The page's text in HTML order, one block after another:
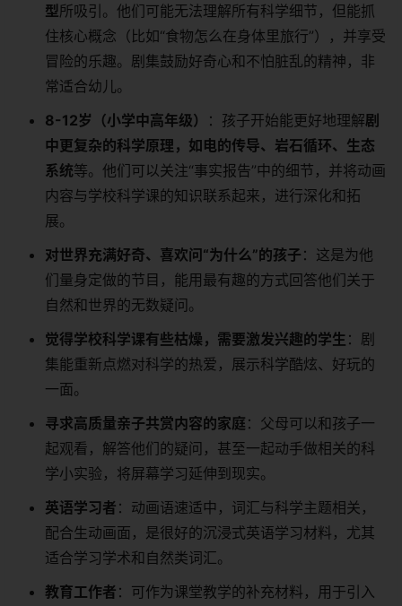
型所吸引。他们可能无法理解所有科学细节，但能抓
住核心概念（比如“食物怎么在身体里旅行”），并享受
冒险的乐趣。剧集鼓励好奇心和不怕脏乱的精神，非
常适合幼儿。
8-12岁（小学中高年级）
：孩子开始能更好地理解剧
中更复杂的科学原理，如电的传导、岩石循环、生态
系统等。他们可以关注“事实报告”中的细节，并将动画
内容与学校科学课的知识联系起来，进行深化和拓
展。
对世界充满好奇、喜欢问“为什么”的孩子 ：这是为他
们量身定做的节目，能用最有趣的方式回答他们关于
自然和世界的无数疑问。
觉得学校科学课有些枯燥，需要激发兴趣的学生 ：剧
集能重新点燃对科学的热爱，展示科学酷炫、好玩的
一面。
寻求高质量亲子共赏内容的家庭 ：父母可以和孩子一
起观看，解答他们的疑问，甚至一起动手做相关的科
学小实验，将屏幕学习延伸到现实。
英语学习者 ：动画语速适中，词汇与科学主题相关，
配合生动画面，是很好的沉浸式英语学习材料，尤其
适合学习学术和自然类词汇。
教育工作者 ：可作为课堂教学的补充材料，用于引入